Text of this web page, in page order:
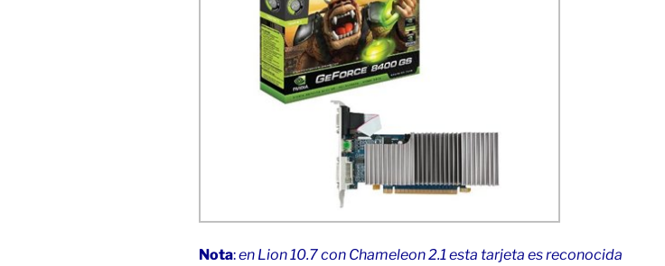
Nota:en Lion 10.7 con Chameleon 2.1 esta tarjeta es reconocida